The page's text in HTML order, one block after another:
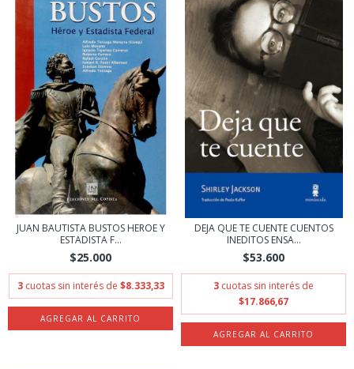
JUAN BAUTISTA BUSTOS HEROE Y
ESTADISTA F...
$25.000
3 cuotas sin interés de $8.333,33
DEJA QUE TE CUENTE CUENTOS
INEDITOS ENSA...
$53.600
3 cuotas sin interés de
$17.866,67